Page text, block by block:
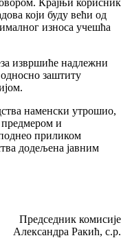
који буду већи од
износа учешћа
извршиће надлежни
заштиту
наменски утрошио,
предмером и
приликом
додељена јавним
Председник комисије
Александра Ракић, с.р.